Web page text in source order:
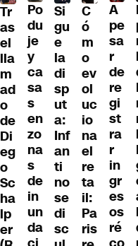
Tr
as
el
lla
m
ad
o
de
Di
eg
o
Sc
ha
lp
er
Po
du
je
y
ca
sa
s
en
zo
na
s
de
in
un
da
Si
gu
e
la
di
sp
ut
a:
Inf
an
ti
no
se
di
sc
C
ó
m
o
ev
ol
uc
io
na
el
re
ta
il:
Pa
ris
A
pe
sa
r
de
re
gi
st
ra
r
in
gr
es
os
ré
l